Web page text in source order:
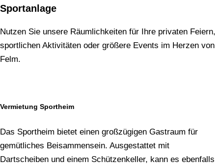
Sportanlage
Nutzen Sie unsere Räumlichkeiten für Ihre privaten Feiern,
sportlichen Aktivitäten oder größere Events im Herzen von
Felm.
Vermietung Sportheim
Das Sportheim bietet einen großzügigen Gastraum für
gemütliches Beisammensein. Ausgestattet mit
Dartscheiben und einem Schützenkeller, kann es ebenfalls